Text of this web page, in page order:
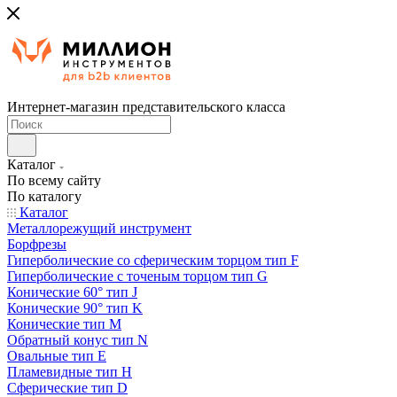
Интернет-магазин представительского класса
Каталог
По всему сайту
По каталогу
Каталог
Металлорежущий инструмент
Борфрезы
Гиперболические cо сферическим торцом тип F
Гиперболические с точеным торцом тип G
Конические 60° тип J
Конические 90° тип K
Конические тип M
Обратный конус тип N
Овальные тип E
Пламевидные тип H
Сферические тип D